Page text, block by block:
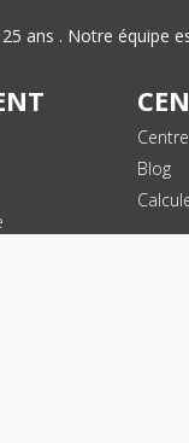
ans . Notre équipe
Blog